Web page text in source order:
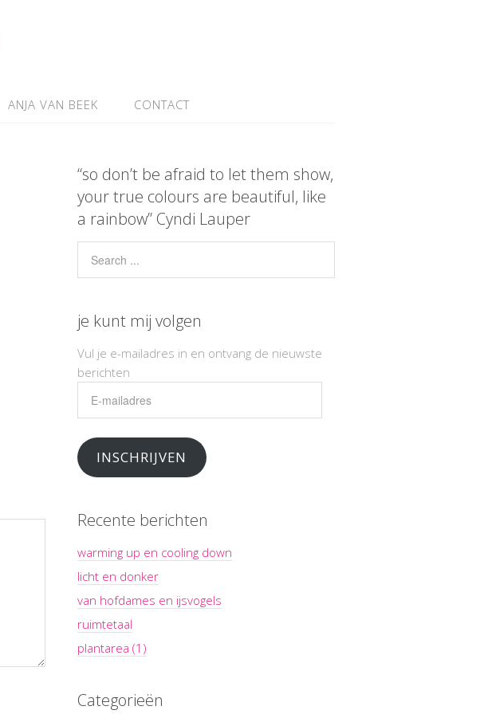
ANJA VAN BEEK CONTACT
“so don’t be afraid to let them show,
your true colours are beautiful, like
a rainbow” Cyndi Lauper
je kunt mij volgen
Vul je e-mailadres in en ontvang de nieuwste
berichten
mailadres
INSCHRIJVEN
Recente berichten
warming up en cooling down
licht en donker
van hofdames en ijsvogels
ruimtetaal
plantarea (1)
Categorieën